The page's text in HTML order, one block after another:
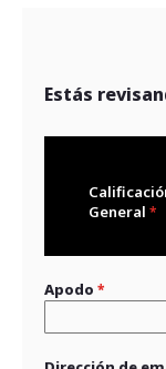
Estás
General
Apodo